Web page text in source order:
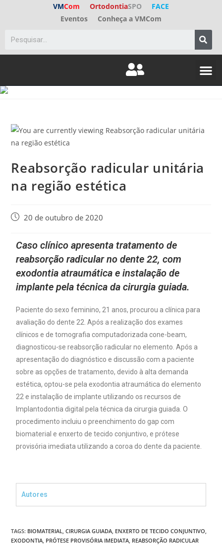
VMCom OrtodontiaSPO
FACE
Eventos
Conheça a VMCom
Reabsorção radicular unitária
na região estética
20 de outubro de 2020
Caso clínico apresenta tratamento de
reabsorção radicular no dente 22, com
exodontia atraumática e instalação de
implante pela técnica da cirurgia guiada.
Paciente do sexo feminino, 21 anos, procurou a clínica para
avaliação do dente 22. Após a realização dos exames
clínicos e de tomografia computadorizada cone-beam,
diagnosticou-se reabsorção radicular no elemento. Após a
apresentação do diagnóstico e discussão com a paciente
sobre as opções de tratamento, devido à alta demanda
estética, optou-se pela exodontia atraumática do elemento
22 e instalação de implante utilizando os recursos de
Implantodontia digital pela técnica da cirurgia guiada. O
procedimento incluiu o preenchimento do gap com
biomaterial e enxerto de tecido conjuntivo, e prótese
provisória imediata utilizando a coroa do dente da paciente.
Autores
TAGS: BIOMATERIAL, CIRURGIA GUIADA, ENXERTO DE TECIDO CONJUNTIVO,
EXODONTIA, PRÓTESE PROVISÓRIA IMEDIATA, REABSORÇÃO RADICULAR